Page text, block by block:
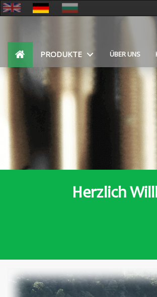
PRODUKTE ÜBER UNS
Herzlich